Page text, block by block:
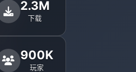
2.3M
下载
900K
玩家